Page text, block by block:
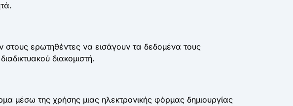
στους ερωτηθέντες να εισάγουν τα δεδομένα τους
διακομιστή.
μέσω της χρήσης μιας ηλεκτρονικής φόρμας δημιουργίας